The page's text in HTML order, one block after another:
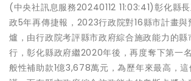
(中央社訊息服務20240112 11:03:41)彰化縣
政5年再傳捷報，2023行政院對16縣市計畫與
爐，由行政院考評縣市政府綜合施政能力的縣
行，彰化縣政府繼2020年後，再度奪下第一
般性補助款1億3,678萬元，為歷年來最高，